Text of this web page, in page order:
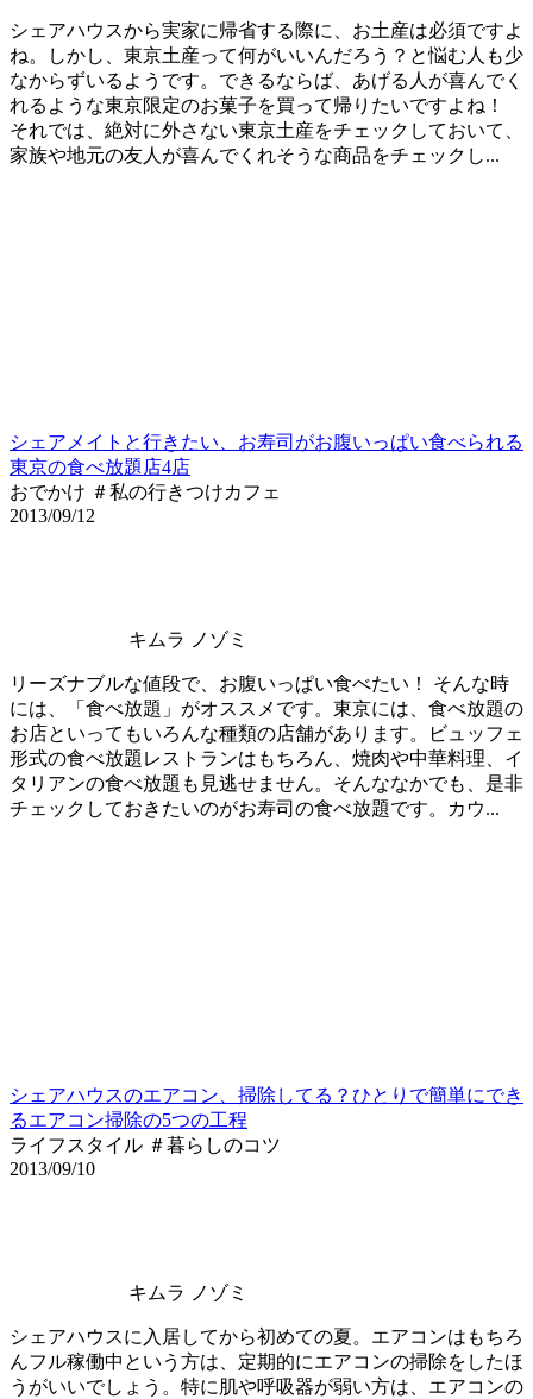
シェアハウスから実家に帰省する際に、お土産は必須ですよ
ね。しかし、東京土産って何がいいんだろう？と悩む人も少
なからずいるようです。できるならば、あげる人が喜んでく
れるような東京限定のお菓子を買って帰りたいですよね！
それでは、絶対に外さない東京土産をチェックしておいて、
家族や地元の友人が喜んでくれそうな商品をチェックし...
シェアメイトと行きたい、お寿司がお腹いっぱい食べられる
東京の食べ放題店4店
おでかけ ＃私の行きつけカフェ
2013/09/12
キムラ ノゾミ
リーズナブルな値段で、お腹いっぱい食べたい！ そんな時
には、「食べ放題」がオススメです。東京には、食べ放題の
お店といってもいろんな種類の店舗があります。ビュッフェ
形式の食べ放題レストランはもちろん、焼肉や中華料理、イ
タリアンの食べ放題も見逃せません。そんななかでも、是非
チェックしておきたいのがお寿司の食べ放題です。カウ...
シェアハウスのエアコン、掃除してる？ひとりで簡単にでき
るエアコン掃除の5つの工程
ライフスタイル ＃暮らしのコツ
2013/09/10
キムラ ノゾミ
シェアハウスに入居してから初めての夏。エアコンはもちろ
んフル稼働中という方は、定期的にエアコンの掃除をしたほ
うがいいでしょう。特に肌や呼吸器が弱い方は、エアコンの